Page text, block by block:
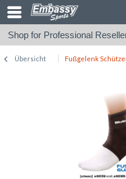
Shop for Professional
Übersicht Fußgelenk